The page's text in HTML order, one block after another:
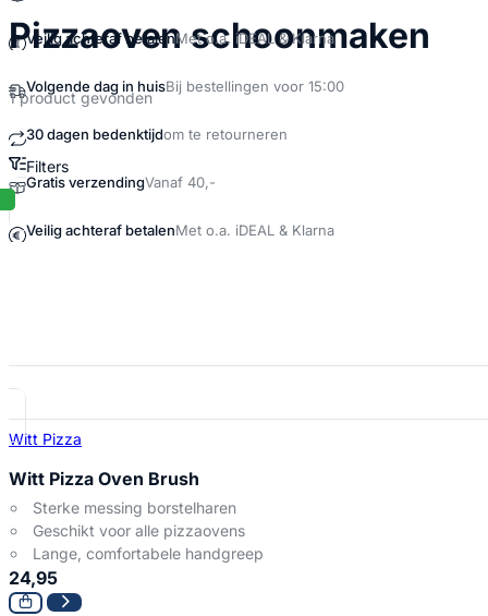
Veilig achteraf betalenMet o.a. iDEAL & Klarna
Volgende dag in huisBij bestellingen voor 15:00
30 dagen bedenktijdom te retourneren
Gratis verzendingVanaf 40,-
Veilig achteraf betalenMet o.a. iDEAL & Klarna
Pizzaoven schoonmaken
1 product gevonden
Filters
Pizzaoven schoonmaken Producten
Witt Pizza
Witt Pizza Oven Brush
Sterke messing borstelharen
Geschikt voor alle pizzaovens
Lange, comfortabele handgreep
24,95